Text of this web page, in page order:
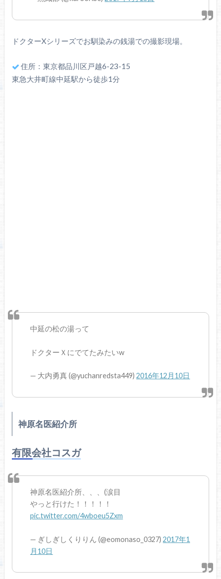
ドクターXシリーズでお馴染みの銭湯での撮影現場。
住所：東京都品川区戸越6-23-15
東急大井町線中延駅から徒歩1分
中延の松の湯って
ドクターＸにでてたみたいw
— 大内勇真 (@yuchanredsta449)2016年12月10日
神原名医紹介所
有限会社コスガ
神原名医紹介所、、、(涙目
やっと行けた！！！！！
pic.twitter.com/4wboeu5Zxm
— ぎしぎしくりりん (@eomonaso_0327)2017年1
月10日